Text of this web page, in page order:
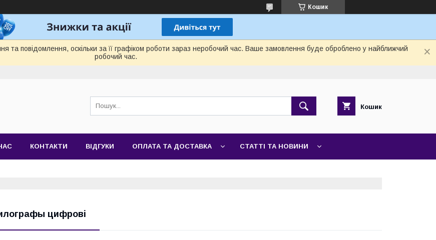
Кошик
та повідомлення, оскільки за її графіком роботи зараз неробочий час. Ваше замовлення буде оброблено у найближчий
робочий час.
Кошик
КОНТАКТИ ВІДГУКИ ОПЛАТА ТА ДОСТАВКА СТАТТІ ТА НОВИНИ
цифрові